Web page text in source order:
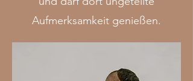
Aufmerksamkeit genießen.